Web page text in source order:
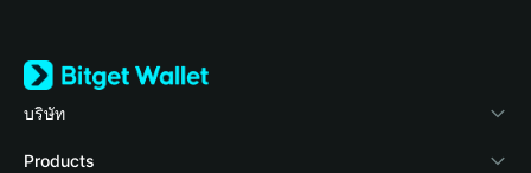
บริษัท
เกี่ยวกับ Bitget Wallet
Products